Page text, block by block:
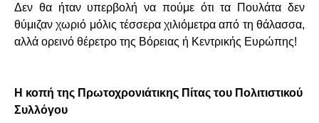
Δεν θα ήταν υπερβολή να πούμε ότι τα Πουλάτα δεν
θύμιζαν χωριό μόλις τέσσερα χιλιόμετρα από τη θάλασσα,
αλλά ορεινό θέρετρο της Βόρειας ή Κεντρικής Ευρώπης!
Η κοπή της Πρωτοχρονιάτικης Πίτας του Πολιτιστικού
Συλλόγου